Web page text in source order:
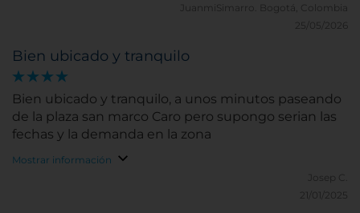
JuanmiSimarro.
Bogotá, Colombia
25/05/2026
Bien ubicado y tranquilo
Bien ubicado y tranquilo, a unos minutos paseando
de la plaza san marco Caro pero supongo serian las
fechas y la demanda en la zona
Mostrar información
Josep C.
21/01/2025